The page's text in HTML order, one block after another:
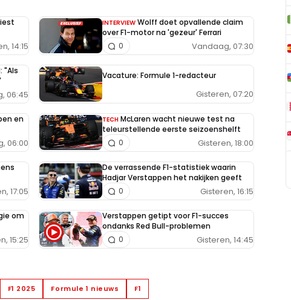
14:15
INTERVIEW Wolff doet opvallende claim
over F1-motor na 'gezeur' Ferrari
Vandaag, 07:30
0
"Als
06:45
Vacature: Formule 1-redacteur
Gisteren, 07:20
en
06:00
TECH McLaren wacht nieuwe test na
teleurstellende eerste seizoenshelft
Gisteren, 18:00
0
17:05
De verrassende F1-statistiek waarin
Hadjar Verstappen het nakijken geeft
Gisteren, 16:15
0
om
15:25
Verstappen getipt voor F1-succes
ondanks Red Bull-problemen
Gisteren, 14:45
0
F1 2025 Formule 1 nieuws F1